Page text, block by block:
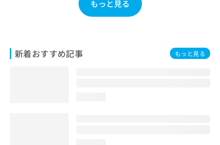
もっと見る
新着おすすめ記事 もっと見る
せ